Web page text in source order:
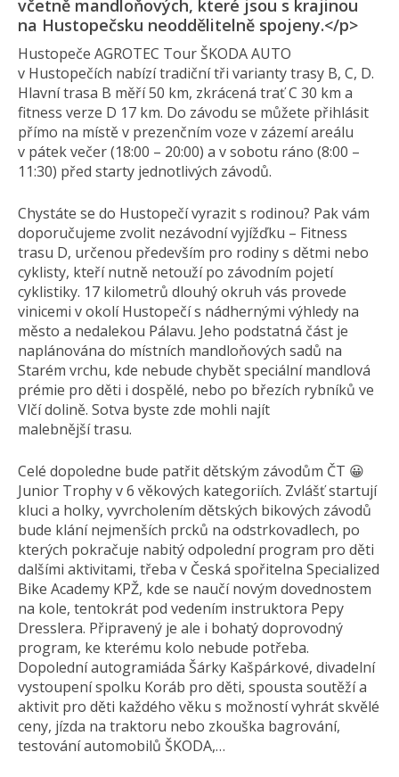
včetně mandloňových, které jsou s krajinou
na Hustopečsku neoddělitelně spojeny.</p>
Hustopeče AGROTEC Tour ŠKODA AUTO
v Hustopečích nabízí tradiční tři varianty trasy B, C, D.
Hlavní trasa B měří 50 km, zkrácená trať C 30 km a
fitness verze D 17 km. Do závodu se můžete přihlásit
přímo na místě v prezenčním voze v zázemí areálu
v pátek večer (18:00 – 20:00) a v sobotu ráno (8:00 –
11:30) před starty jednotlivých závodů.
Chystáte se do Hustopečí vyrazit s rodinou? Pak vám
doporučujeme zvolit nezávodní vyjížďku – Fitness
trasu D, určenou především pro rodiny s dětmi nebo
cyklisty, kteří nutně netouží po závodním pojetí
cyklistiky. 17 kilometrů dlouhý okruh vás provede
vinicemi v okolí Hustopečí s nádhernými výhledy na
město a nedalekou Pálavu. Jeho podstatná část je
naplánována do místních mandloňových sadů na
Starém vrchu, kde nebude chybět speciální mandlová
prémie pro děti i dospělé, nebo po březích rybníků ve
Vlčí dolině. Sotva byste zde mohli najít
malebnější trasu.
Celé dopoledne bude patřit dětským závodům ČT 😀
Junior Trophy v 6 věkových kategoriích. Zvlášť startují
kluci a holky, vyvrcholením dětských bikových závodů
bude klání nejmenších prcků na odstrkovadlech, po
kterých pokračuje nabitý odpolední program pro děti
dalšími aktivitami, třeba v Česká spořitelna Specialized
Bike Academy KPŽ, kde se naučí novým dovednostem
na kole, tentokrát pod vedením instruktora Pepy
Dresslera. Připravený je ale i bohatý doprovodný
program, ke kterému kolo nebude potřeba.
Dopolední autogramiáda Šárky Kašpárkové, divadelní
vystoupení spolku Koráb pro děti, spousta soutěží a
aktivit pro děti každého věku s možností vyhrát skvělé
ceny, jízda na traktoru nebo zkouška bagrování,
testování automobilů ŠKODA,…